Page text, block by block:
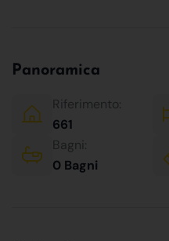
Panoramica
Riferimento:
661
Bagni:
0 Bagni